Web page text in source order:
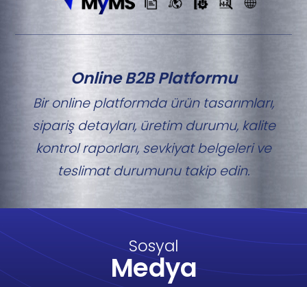
Online B2B Platformu
Bir online platformda ürün tasarımları,
sipariş detayları, üretim durumu, kalite
kontrol raporları, sevkiyat belgeleri ve
teslimat durumunu takip edin.
Sosyal
Medya